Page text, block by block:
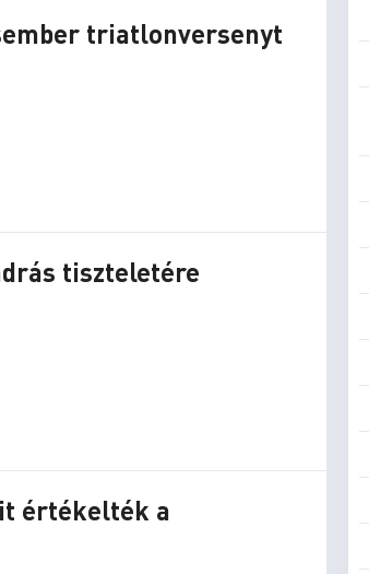
triatlonversenyt
tiszteletére
értékelték a